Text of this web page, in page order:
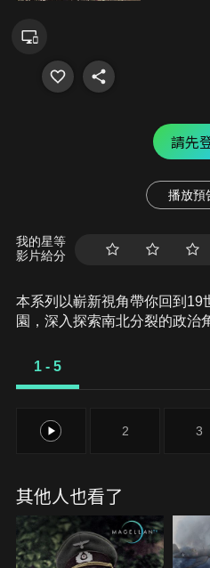
請先
播放預
我的星等
影片給分
本系列以嶄新視角帶你回到19
園，深入探索南北分裂的政治
少曝光的資料與重建畫面，重
戰況血腥慘烈，震撼全國。
1 - 5
1 2 3
其他人也看了